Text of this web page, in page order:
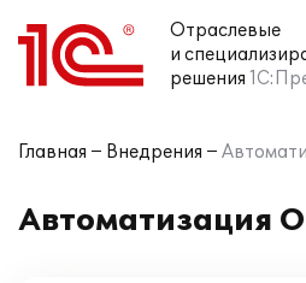
Отраслевые
и
решения
Главная Внедрения
Автоматизация